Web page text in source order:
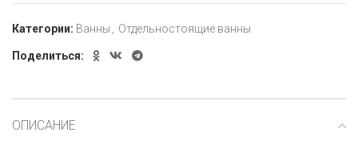
Категории: Ванны , Отдельностоящие ванны
Поделиться:
ОПИСАНИЕ